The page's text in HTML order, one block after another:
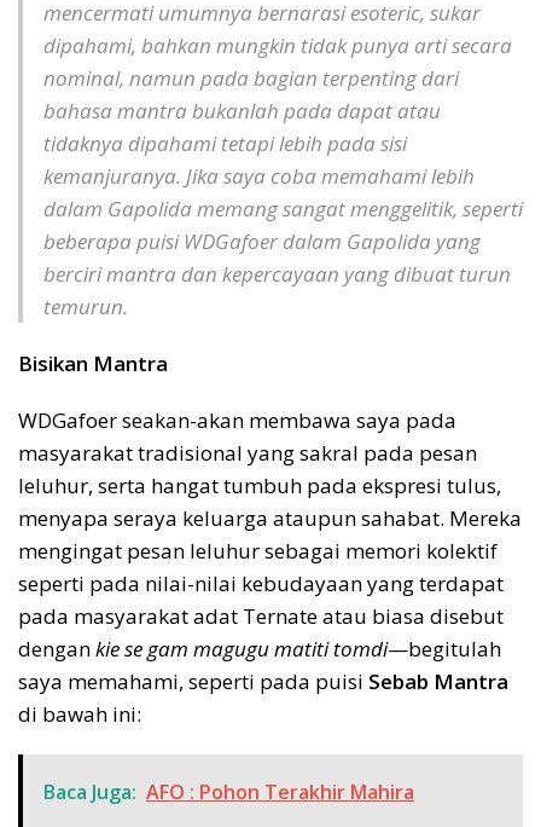
mencermati umumnya bernarasi esoteric, sukar
dipahami, bahkan mungkin tidak punya arti secara
nominal, namun pada bagian terpenting dari
bahasa mantra bukanlah pada dapat atau
tidaknya dipahami tetapi lebih pada sisi
kemanjuranya. Jika saya coba memahami lebih
dalam Gapolida memang sangat menggelitik, seperti
beberapa puisi WDGafoer dalam Gapolida yang
berciri mantra dan kepercayaan yang dibuat turun
temurun.
Bisikan Mantra
WDGafoer seakan-akan membawa saya pada
masyarakat tradisional yang sakral pada pesan
leluhur, serta hangat tumbuh pada ekspresi tulus,
menyapa seraya keluarga ataupun sahabat. Mereka
mengingat pesan leluhur sebagai memori kolektif
seperti pada nilai-nilai kebudayaan yang terdapat
pada masyarakat adat Ternate atau biasa disebut
dengankie se gam magugu matiti tomdi—begitulah
saya memahami, seperti pada puisi Sebab Mantra
di bawah ini:
Baca Juga: AFO : Pohon Terakhir Mahira